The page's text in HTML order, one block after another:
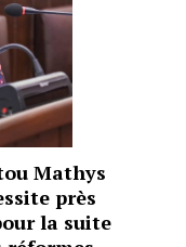
Mathys
près
la suite